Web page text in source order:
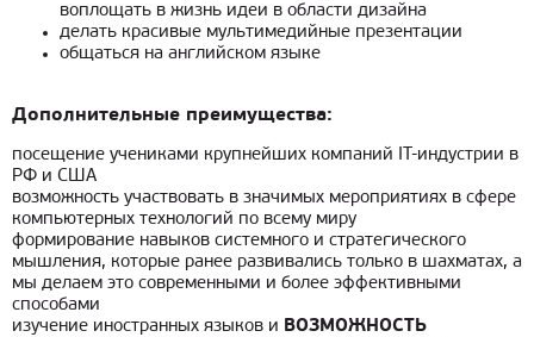
воплощать в жизнь идеи в области дизайна
делать красивые мультимедийные презентации
общаться на английском языке
Дополнительные преимущества:
посещение учениками крупнейших компаний IT-индустрии в
РФ и США
возможность участвовать в значимых мероприятиях в сфере
компьютерных технологий по всему миру
формирование навыков системного и стратегического
мышления, которые ранее развивались только в шахматах, а
мы делаем это современными и более эффективными
способами
изучение иностранных языков и ВОЗМОЖНОСТЬ